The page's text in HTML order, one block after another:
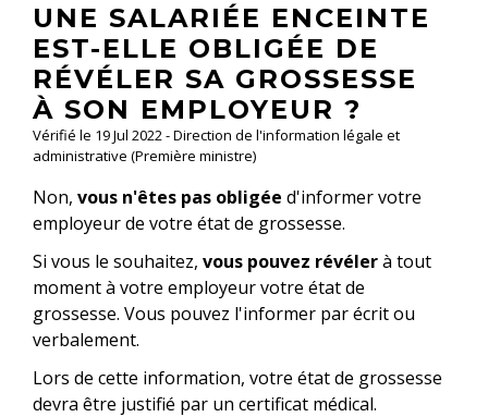
UNE SALARIÉE ENCEINTE
EST-ELLE OBLIGÉE DE
RÉVÉLER SA GROSSESSE
À SON EMPLOYEUR ?
Vérifié le 19 Jul 2022 - Direction de l'information légale et
administrative (Première ministre)
Non, vous n'êtes pas obligée d'informer votre
employeur de votre état de grossesse.
Si vous le souhaitez, vous pouvez révélerà tout
moment à votre employeur votre état de
grossesse. Vous pouvez l'informer par écrit ou
verbalement.
Lors de cette information, votre état de grossesse
devra être justifié par un certificat médical.